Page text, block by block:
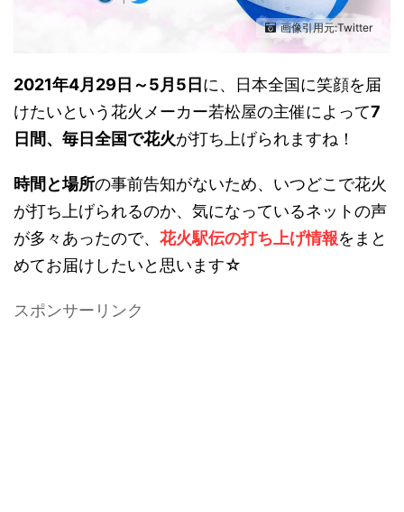
画像引用元:Twitter
2021年4月29日～5月5日 に、日本全国に笑顔を届
けたいという花火メーカー若松屋の主催によって7
日間、毎日全国で花火が打ち上げられますね！
時間と場所の事前告知がないため、いつどこで花火
が打ち上げられるのか、気になっているネットの声
が多々あったので、 花火駅伝の打ち上げ情報をまと
めてお届けしたいと思います☆
スポンサーリンク